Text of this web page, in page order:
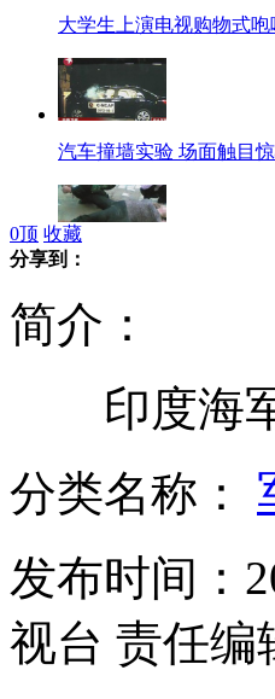
大学生上演电视购物式咆
汽车撞墙实验 场面触目
63岁飞机维修师巧手雕刻
新鸿基郭氏兄弟被拘捕后
0顶 收藏
分享到：
简介：
印度海军
分类名称：
发布时间：
视台 责任编